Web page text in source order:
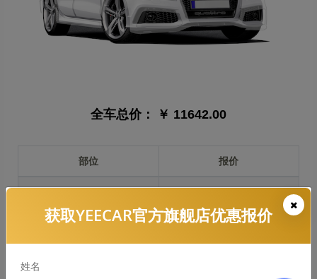
全车总价： ￥ 11642.00
部位 报价
前保险杠 ￥2229.00
引擎盖 ￥2488.00
获取YEECAR官方旗舰店优惠报价
姓名